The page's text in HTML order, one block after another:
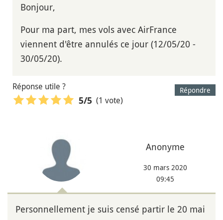
Bonjour,
Pour ma part, mes vols avec AirFrance
viennent d'être annulés ce jour (12/05/20 -
30/05/20).
Répondre
Réponse utile ?
5/5 (1 vote)
Anonyme
30 mars 2020
09:45
Personnellement je suis censé partir le 20 mai